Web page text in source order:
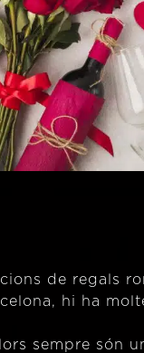
de regals
hi ha
sempre són